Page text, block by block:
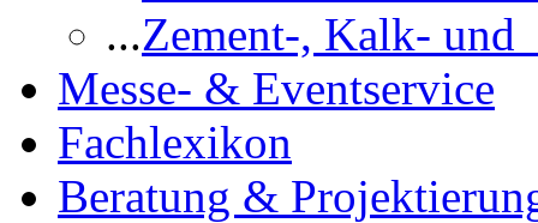
...Zement-, Kalk-
Messe- & Eventservice
Fachlexikon
Beratung &